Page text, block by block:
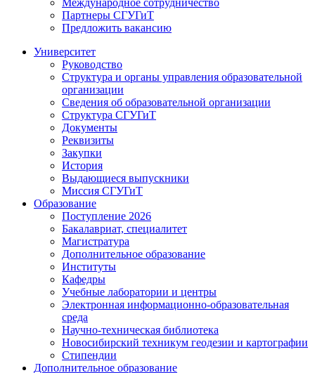
Международное сотрудничество
Партнеры СГУГиТ
Предложить вакансию
Университет
Руководство
Структура и органы управления образовательной
организации
Сведения об образовательной организации
Структура СГУГиТ
Документы
Реквизиты
Закупки
История
Выдающиеся выпускники
Миссия СГУГиТ
Образование
Поступление 2026
Бакалавриат, специалитет
Магистратура
Дополнительное образование
Институты
Кафедры
Учебные лаборатории и центры
Электронная информационно-образовательная
среда
Научно-техническая библиотека
Новосибирский техникум геодезии и картографии
Стипендии
Дополнительное образование